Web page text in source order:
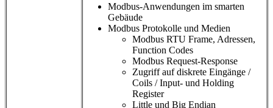
Modbus-Anwendungen im smarten
Gebäude
Modbus Protokolle und Medien
Modbus RTU Frame, Adressen,
Function Codes
Modbus Request-Response
Zugriff auf diskrete Eingänge /
Coils / Input- und Holding
Register
Little und Big Endian